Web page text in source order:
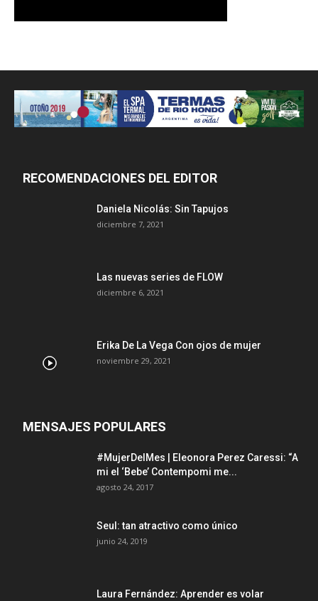
RECOMENDACIONES DEL EDITOR
Daniela Nicolás: Sin Tapujos
diciembre 7, 2021
Las nuevas series de FLOW
diciembre 6, 2021
Erika De La Vega Con ojos de mujer
noviembre 29, 2021
MENSAJES POPULARES
#MujerDelMes | Eleonora Perez Caressi: “A
mi el ‘Bebe’ Contempomi me...
agosto 24, 2017
Seul: tan atractivo como único
junio 24, 2019
Laura Fernández: Aprender es volar